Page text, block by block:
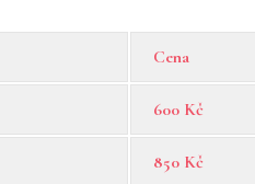
Cena
600 Kč
850 Kč